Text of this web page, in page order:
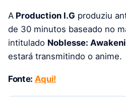
A Production I.G produziu
de 30 minutos baseado no
intitulado Noblesse:
estará transmitindo o anime.
Fonte: Aqui!